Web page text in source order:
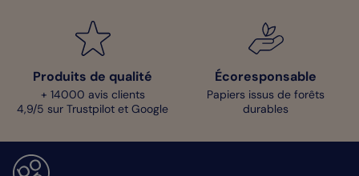
Produits de qualité
+ 14000 avis clients
4,9/5 sur Trustpilot et Google
Écoresponsable
Papiers issus de forêts
durables